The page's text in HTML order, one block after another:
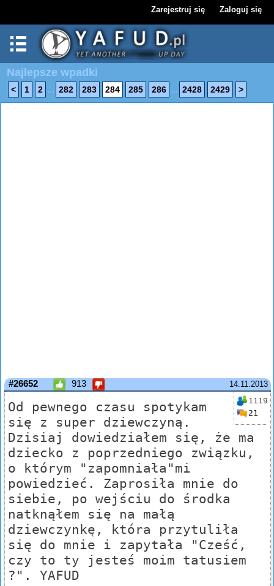
Zarejestruj się Zaloguj się
Najlepsze wpadki
< 1 2 ... 282 283 284 285 286 ... 2428 2429 >
14.11.2013
#26652 913
1119
21
Od pewnego czasu spotykam
się z super dziewczyną.
Dzisiaj dowiedziałem się, że ma
dziecko z poprzedniego związku,
o którym "zapomniała"mi
powiedzieć. Zaprosiła mnie do
siebie, po wejściu do środka
natknąłem się na małą
dziewczynkę, która przytuliła
się do mnie i zapytała "Cześć,
czy to ty jesteś moim tatusiem
?". YAFUD